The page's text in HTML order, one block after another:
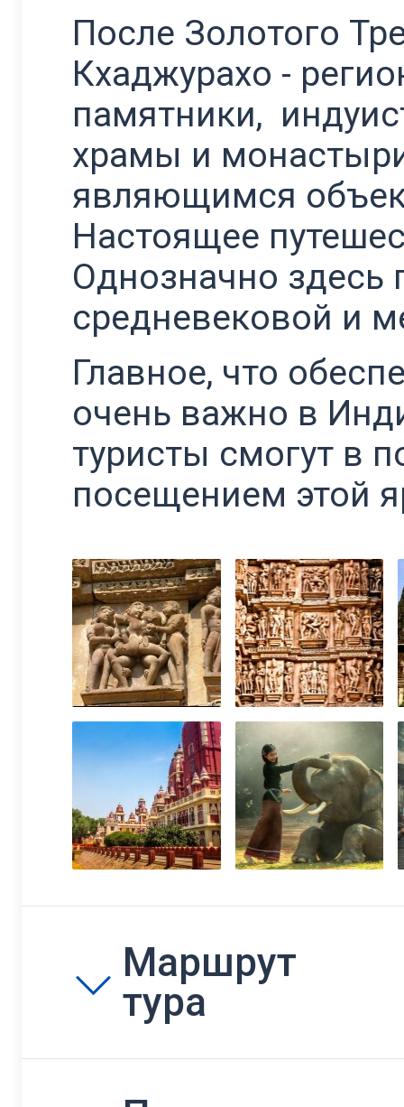
После Золотого
Кхаджурахо -
памятники,
храмы и
являющимся
Настоящее
Однозначно здесь
средневековой и
Главное, что
очень важно в
туристы смогут в
посещением этой
Маршрут
тура